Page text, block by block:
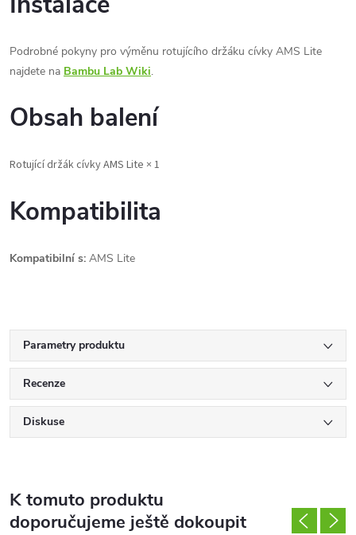
Podrobné pokyny pro výměnu rotujícího držáku cívky AMS Lite
najdete na Bambu Lab Wiki.
Obsah balení
Rotující držák cívky AMS Lite × 1
Kompatibilita
Kompatibilní s: AMS Lite
Parametry produktu
Recenze
Diskuse
K tomuto produktu
doporučujeme ještě dokoupit